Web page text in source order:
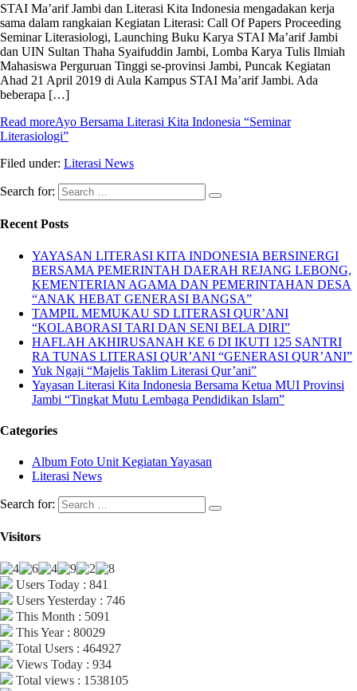
STAI Ma’arif Jambi dan Literasi Kita Indonesia mengadakan kerja
sama dalam rangkaian Kegiatan Literasi: Call Of Papers Proceeding
Seminar Literasiologi, Launching Buku Karya STAI Ma’arif Jambi
dan UIN Sultan Thaha Syaifuddin Jambi, Lomba Karya Tulis Ilmiah
Mahasiswa Perguruan Tinggi se-provinsi Jambi, Puncak Kegiatan
Ahad 21 April 2019 di Aula Kampus STAI Ma’arif Jambi. Ada
beberapa […]
Read moreAyo Bersama Literasi Kita Indonesia “Seminar
Literasiologi”
Filed under: Literasi News
Search for:
Recent Posts
YAYASAN LITERASI KITA INDONESIA BERSINERGI
BERSAMA PEMERINTAH DAERAH REJANG LEBONG,
KEMENTERIAN AGAMA DAN PEMERINTAHAN DESA
“ANAK HEBAT GENERASI BANGSA”
TAMPIL MEMUKAU SD LITERASI QUR’ANI
“KOLABORASI TARI DAN SENI BELA DIRI”
HAFLAH AKHIRUSANAH KE 6 DI IKUTI 125 SANTRI
RA TUNAS LITERASI QUR’ANI “GENERASI QUR’ANI”
Yuk Ngaji “Majelis Taklim Literasi Qur’ani”
Yayasan Literasi Kita Indonesia Bersama Ketua MUI Provinsi
Jambi “Tingkat Mutu Lembaga Pendidikan Islam”
Categories
Album Foto Unit Kegiatan Yayasan
Literasi News
Search for:
Visitors
Users Today : 841
Users Yesterday : 746
This Month : 5091
This Year : 80029
Total Users : 464927
Views Today : 934
Total views : 1538105